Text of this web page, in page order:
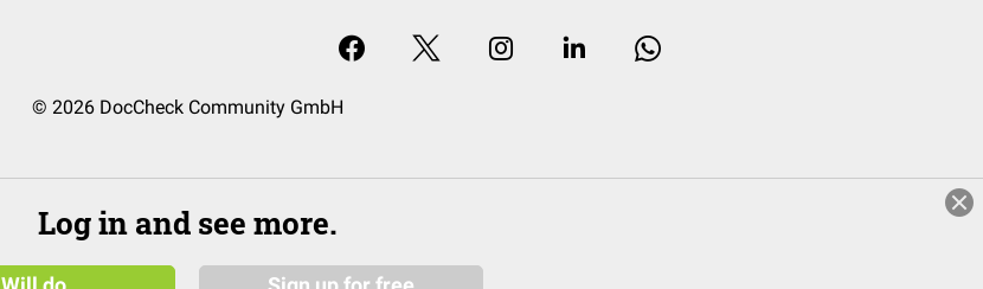
© 2026 DocCheck Community GmbH
Log in and see more.